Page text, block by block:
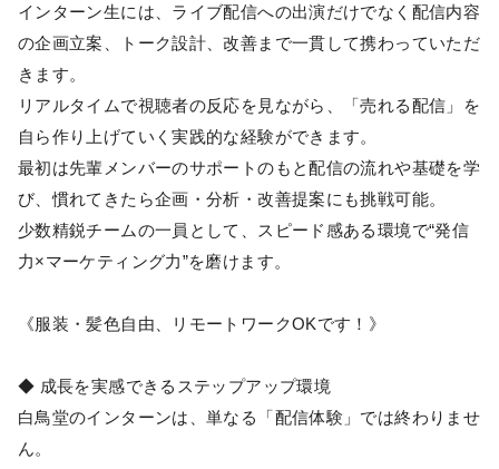
インターン生には、ライブ配信への出演だけでなく配信内容
の企画立案、トーク設計、改善まで一貫して携わっていただ
きます。
リアルタイムで視聴者の反応を見ながら、「売れる配信」を
自ら作り上げていく実践的な経験ができます。
最初は先輩メンバーのサポートのもと配信の流れや基礎を学
び、慣れてきたら企画・分析・改善提案にも挑戦可能。
少数精鋭チームの一員として、スピード感ある環境で“発信
力×マーケティング力”を磨けます。
《服装・髪色自由、リモートワークOKです！》
◆ 成長を実感できるステップアップ環境
白鳥堂のインターンは、単なる「配信体験」では終わりませ
ん。